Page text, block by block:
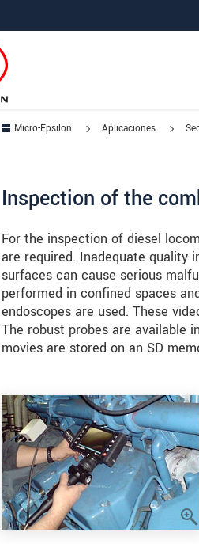
Micro-Epsilon Aplicaciones
Inspection of the
For the inspection of diesel
are required. Inadequate quality
surfaces can cause serious
performed in confined spaces
endoscopes are used. These
The robust probes are available
movies are stored on an SD